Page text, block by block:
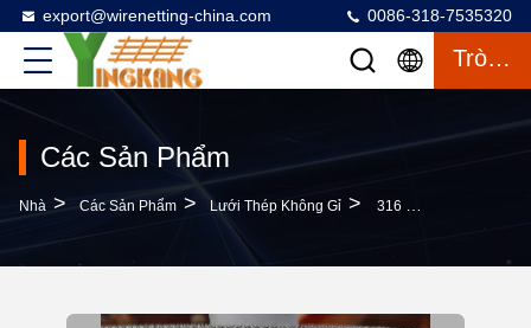
export@wirenetting-china.com 0086-318-7535320
Trò Chuyện
Các Sản Phẩm
Nhà > Các Sản Phẩm > Lưới Thép Không Gỉ > 316 Thép Dây Lưới Cho Sân Bao Vây